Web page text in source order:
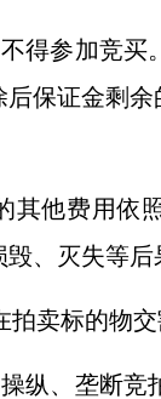
得参加竞
保证金剩
他费用依
、灭失等后
卖标的物交
纵、垄断